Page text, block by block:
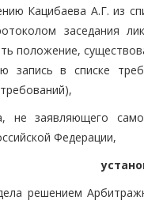
Кацибаева А.Г. из
заседания
положение,
запись в списке
заявляющего
Федерации,
решением